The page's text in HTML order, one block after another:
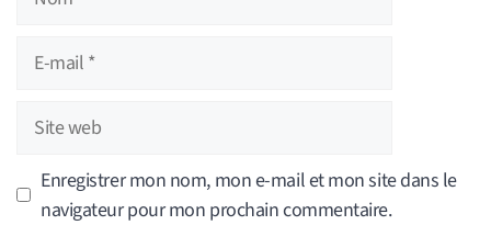
Site
web
Enregistrer mon nom, mon e-mail et mon site dans le
navigateur pour mon prochain commentaire.